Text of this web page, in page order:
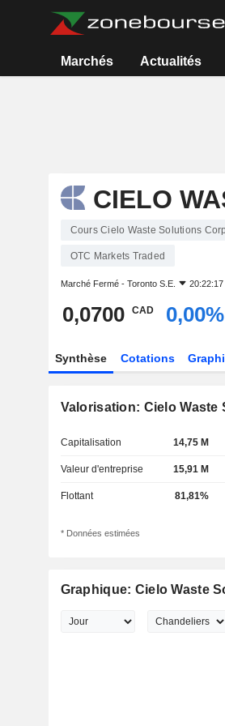
Marchés Actualités
CIELO
Cours Cielo Waste Solutions
OTC Markets Traded
Marché Fermé - Toronto S.E.
0,0700 CAD 0,00%
Synthèse Cotations
Valorisation: Cielo Waste
Capitalisation 14,75 M
Valeur d'entreprise 15,91 M
Flottant 81,81%
* Données estimées
Graphique: Cielo Waste